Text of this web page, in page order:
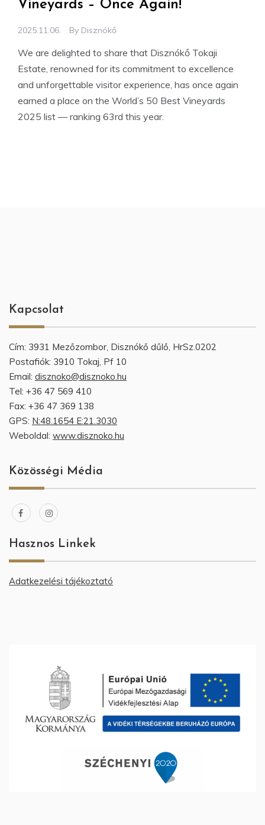
Vineyards – Once Again!
2025.11.06. By Disznókő
We are delighted to share that Disznókő Tokaji
Estate, renowned for its commitment to excellence
and unforgettable visitor experience, has once again
earned a place on the World’s 50 Best Vineyards
2025 list — ranking 63rd this year.
Kapcsolat
Cím: 3931 Mezőzombor, Disznókő dűlő, HrSz.0202
Postafiók: 3910 Tokaj, Pf 10
Email: disznoko@disznoko.hu
Tel: +36 47 569 410
Fax: +36 47 369 138
GPS: N:48.1654 E:21.3030
Weboldal: www.disznoko.hu
Közösségi Média
Hasznos Linkek
Adatkezelési tájékoztató